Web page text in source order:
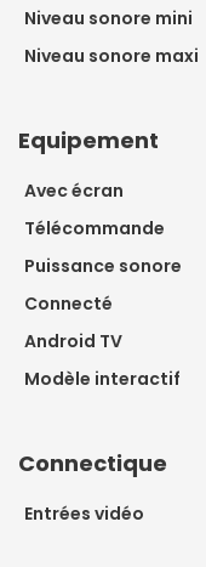
Niveau sonore mini
Niveau sonore maxi
Equipement
Avec écran
Télécommande
Puissance sonore
Connecté
Android TV
Modèle interactif
Connectique
Entrées vidéo